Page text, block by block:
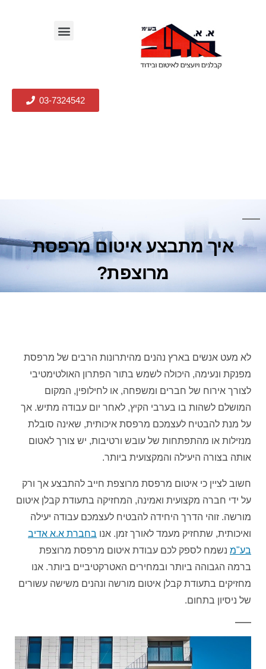
03-7324542
איך מתבצע איטום מרפסת
מרוצפת?
לא מעט אנשים בארץ נהנים מהיתרונות הרבים של מרפסת
מפנקת ונעימה, היכולה לשמש בתור הפתרון האולטימטיבי
לצורך אירוח של חברים ומשפחה, או לחילופין, המקום
המושלם לשהות בו בערבי הקיץ, לאחר יום עבודה מתיש. אך
על מנת להבטיח לעצמכם מרפסת איכותית, שאינה סובלת
מנזילות או מהתפתחות של עובש ורטיבות, יש צורך לאטום
אותה בצורה היעילה והמקצועית ביותר.
חשוב לציין כי איטום מרפסת מרוצפת חייב להתבצע אך ורק
על ידי חברה מקצועית ואמינה, המחזיקה בתעודת קבלן איטום
מורשה. זוהי הדרך היחידה להבטיח לעצמכם עבודה יעילה
ואיכותית, שתחזיק מעמד לאורך זמן. אנו בחברת א.א אדיב
בע"מ נשמח לספק לכם עבודת איטום מרפסת מרוצפת
ברמה הגבוהה ביותר ובמחירים האטרקטיביים ביותר. אנו
מחזיקים בתעודת קבלן איטום מורשה ונהנים משישה עשורים
של ניסיון בתחום.